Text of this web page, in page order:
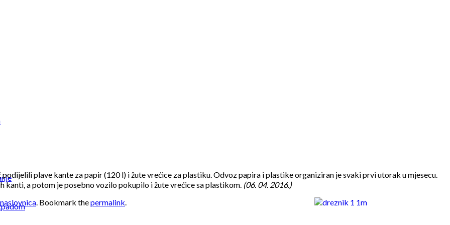
plave kante za papir (120 l) i žute vrećice za plastiku. Odvoz papira i plastike organiziran je svaki prvi utorak u mjesecu.
a potom je posebno vozilo pokupilo i žute vrećice sa plastikom. (06. 04. 2016.)
. Bookmark thepermalink.